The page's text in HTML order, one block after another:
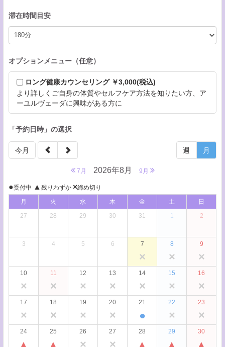
滞在時間目安
オプションメニュー（任意）
ロング健康カウンセリング ￥3,000(税込)
より詳しくご自身の体質やセルフケア方法を知りたい方、ア
ーユルヴェーダに興味がある方に
「予約日時」の選択
今月
7月 2026年8月 9月
週 月
●受付中 ▲ 残りわずか ×締め切り
月
火 水 木 金 土
日
27
28 29 30 31 1 2
3 4 5 6 7
×
8
×
9
×
10
×
11
×
12
×
13
×
14
×
15
×
16
×
17
×
18
×
19
×
20
×
21
●
22
×
23
×
24 25 26 27 28 29 30